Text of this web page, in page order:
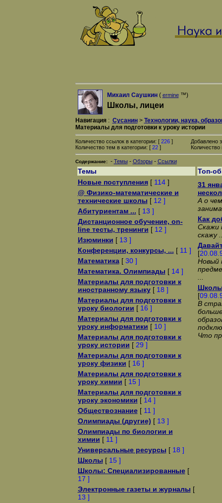
Михаил Саушкин( ermine™)
Школы, лицеи
Навигация: Сусанин> Технологии, наука,
Материалы для подготовки к уроку истории
Количество ссылок в категории: [ 226]
Количество тем в категории: [ 22]
Добавлено
Содержание: - Темы - Обзоры - Ссылки
Темы
Топ-
Новые поступления[ 114]
@ Физико-математические и
технические школы [ 12 ]
Абитуриентам ... [ 13 ]
Дистанционное обучение, on-
line тесты, тренинги [ 12 ]
Изюминки [ 13 ]
Конференции, конкурсы, ... [ 11 ]
Математика[ 30 ]
Математика. Олимпиады [ 14 ]
Материалы для подготовки к
иностранному языку[ 18 ]
Материалы для подготовки к
уроку биологии [ 16 ]
Материалы для подготовки к
уроку информатики [ 10 ]
Материалы для подготовки к
уроку истории [ 29 ]
Материалы для подготовки к
уроку физики [ 16 ]
Материалы для подготовки к
уроку химии [ 15 ]
Материалы для подготовки к
уроку экономики [ 14 ]
Обществознание[ 11 ]
Олимпиады (другие) [ 13 ]
Олимпиады по биологии и
химии [ 11 ]
Универсальные ресурсы [ 18 ]
Школы [ 15 ]
Школы: Специализированные[
17 ]
Электронные газеты и журналы [
13 ]
31
А о
Как
Скажи
скажу
[
Новый
Школы
[
В
Что